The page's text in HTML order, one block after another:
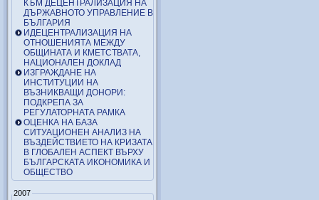
КЪМ ДЕЦЕНТРАЛИЗАЦИЯ НА
ДЪРЖАВНОТО УПРАВЛЕНИЕ В
БЪЛГАРИЯ
ИДЕЦЕНТРАЛИЗАЦИЯ НА
ОТНОШЕНИЯТА МЕЖДУ
ОБЩИНАТА И КМЕТСТВАТА,
НАЦИОНАЛЕН ДОКЛАД
ИЗГРАЖДАНЕ НА
ИНСТИТУЦИИ НА
ВЪЗНИКВАЩИ ДОНОРИ:
ПОДКРЕПА ЗА
РЕГУЛАТОРНАТА РАМКА
ОЦЕНКА НА БАЗА
СИТУАЦИОНЕН АНАЛИЗ НА
ВЪЗДЕЙСТВИЕТО НА КРИЗАТА
В ГЛОБАЛЕН АСПЕКТ ВЪРХУ
БЪЛГАРСКАТА ИКОНОМИКА И
ОБЩЕСТВО
2007